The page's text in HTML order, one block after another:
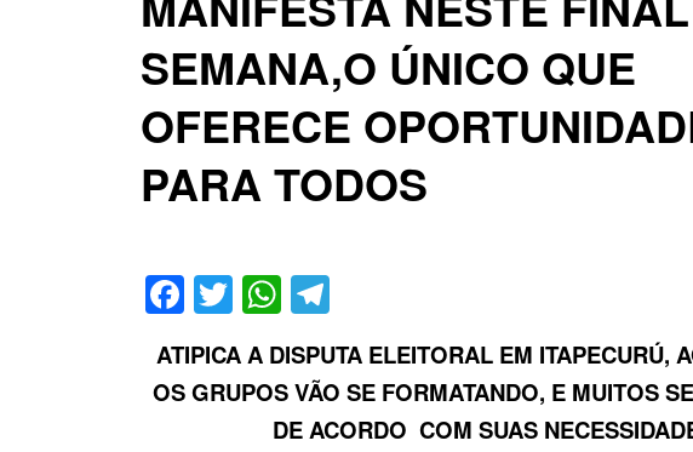
SEMANA,O ÚNICO QUE
OFERECE
PARA TODOS
Facebook
TwitterWhatsApp
Telegram
ATIPICA A DISPUTA ELEITORAL EM ITAPECURÚ,
OS GRUPOS VÃO SE FORMATANDO, E MUITOS
DE ACORDO COM SUAS